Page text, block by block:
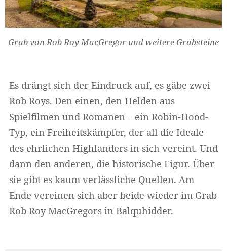
Grab von Rob Roy MacGregor und weitere Grabsteine
Es drängt sich der Eindruck auf, es gäbe zwei
Rob Roys. Den einen, den Helden aus
Spielfilmen und Romanen – ein Robin-Hood-
Typ, ein Freiheitskämpfer, der all die Ideale
des ehrlichen Highlanders in sich vereint. Und
dann den anderen, die historische Figur. Über
sie gibt es kaum verlässliche Quellen. Am
Ende vereinen sich aber beide wieder im Grab
Rob Roy MacGregors in Balquhidder.